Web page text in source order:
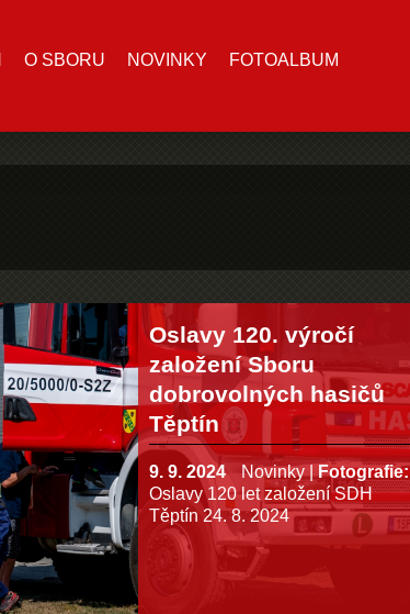
O SBORU NOVINKY FOTOALBUM
Oslavy 120. výročí
založení Sboru
dobrovolných hasičů
Těptín
9. 9. 2024 Novinky |
Fotografie:
Oslavy 120 let založení SDH
Těptín 24. 8. 2024